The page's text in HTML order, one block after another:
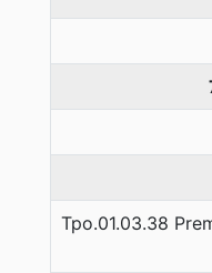
Tpo.01.03.38